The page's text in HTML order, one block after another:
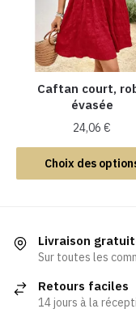
être
choisies
sur
la
page
du
produit
Caftan court,
évasée
24,06€
Choix desCe
produit
Les
peuvent
Livraison
Sur toutes les
Retours faciles
14 jours à la